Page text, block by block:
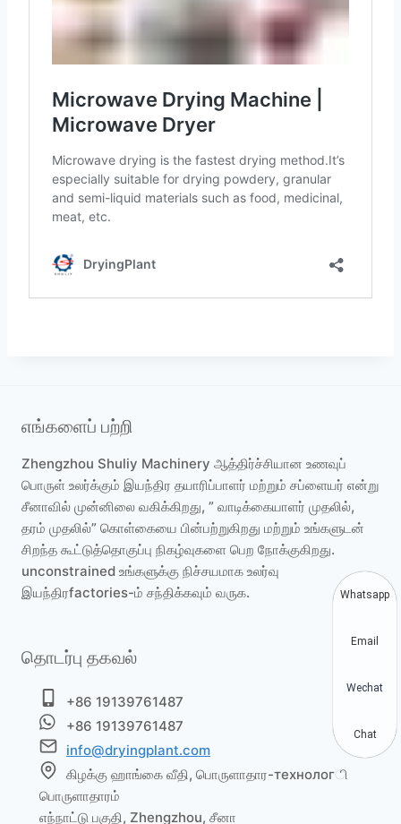
எங்களைப் பற்றி
Zhengzhou Shuliy Machinery ஆத்திர்ச்சியான உணவுப்
பொருள் உலர்க்கும் இயந்திர தயாரிப்பாளர் மற்றும் சப்ளையர் என்று
சீனாவில் முன்னிலை வகிக்கிறது, ” வாடிக்கையாளர் முதலில்,
தரம் முதலில்” கொள்கையை பின்பற்றுகிறது மற்றும் உங்களுடன்
சிறந்த கூட்டுத்தொகுப்பு நிகழ்வுகளை பெற நோக்குகிறது.
unconstrained உங்களுக்கு நிச்சயமாக உலர்வு
இயந்திரfactories-ம் சந்திக்கவும் வருக.
தொடர்பு தகவல்
+86 19139761487
+86 19139761487
info@dryingplant.com
கிழக்கு ஹாங்கை வீதி, பொருளாதார-технологி
பொருளாதாரம்
எந்நாட்டு பகுதி, Zhengzhou, சீனா
Whatsapp
Email
Wechat
Chat